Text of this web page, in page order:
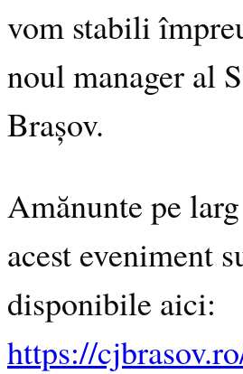
vom stabili
noul manager al
Brașov.
Amănunte pe
acest eveniment
disponibile aici:
https://